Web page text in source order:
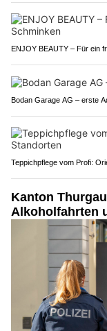
ENJOY BEAUTY – Für ein
Bodan Garage AG – erste
Teppichpflege vom Profi:
Kanton
Alkoholfahrten